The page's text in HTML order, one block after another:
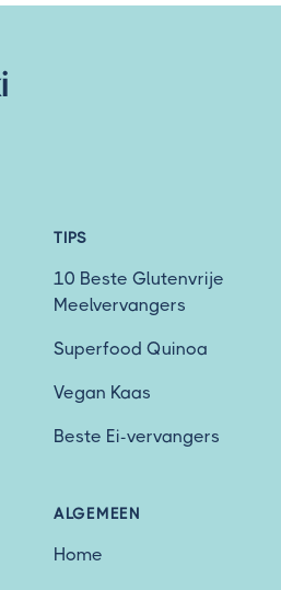
TIPS
10 Beste Glutenvrije
Meelvervangers
Superfood Quinoa
Vegan Kaas
Beste Ei-vervangers
ALGEMEEN
Home